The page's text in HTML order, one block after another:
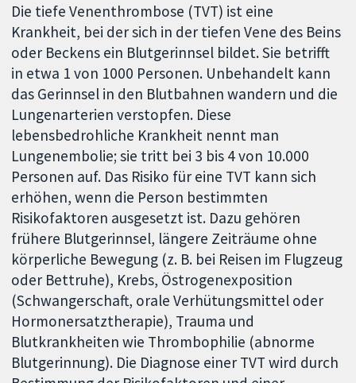
Die tiefe Venenthrombose (TVT) ist eine
Krankheit, bei der sich in der tiefen Vene des Beins
oder Beckens ein Blutgerinnsel bildet. Sie betrifft
in etwa 1 von 1000 Personen. Unbehandelt kann
das Gerinnsel in den Blutbahnen wandern und die
Lungenarterien verstopfen. Diese
lebensbedrohliche Krankheit nennt man
Lungenembolie; sie tritt bei 3 bis 4 von 10.000
Personen auf. Das Risiko für eine TVT kann sich
erhöhen, wenn die Person bestimmten
Risikofaktoren ausgesetzt ist. Dazu gehören
frühere Blutgerinnsel, längere Zeiträume ohne
körperliche Bewegung (z. B. bei Reisen im Flugzeug
oder Bettruhe), Krebs, Östrogenexposition
(Schwangerschaft, orale Verhütungsmittel oder
Hormonersatztherapie), Trauma und
Blutkrankheiten wie Thrombophilie (abnorme
Blutgerinnung). Die Diagnose einer TVT wird durch